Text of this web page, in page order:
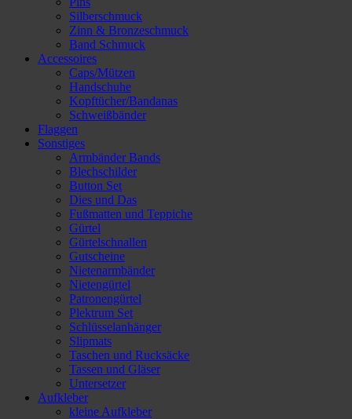
Silberschmuck
Zinn & Bronzeschmuck
Band Schmuck
Accessoires
Caps/Mützen
Handschuhe
Kopftücher/Bandanas
Schweißbänder
Flaggen
Sonstiges
Armbänder Bands
Blechschilder
Button Set
Dies und Das
Fußmatten und Teppiche
Gürtel
Gürtelschnallen
Gutscheine
Nietenarmbänder
Nietengürtel
Patronengürtel
Plektrum Set
Schlüsselanhänger
Slipmats
Taschen und Rucksäcke
Tassen und Gläser
Untersetzer
Aufkleber
kleine Aufkleber